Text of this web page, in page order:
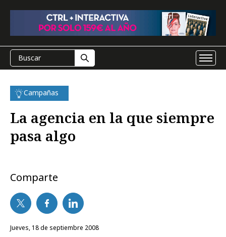
Campañas
La agencia en la que siempre
pasa algo
Comparte
jueves, 18 de septiembre 2008